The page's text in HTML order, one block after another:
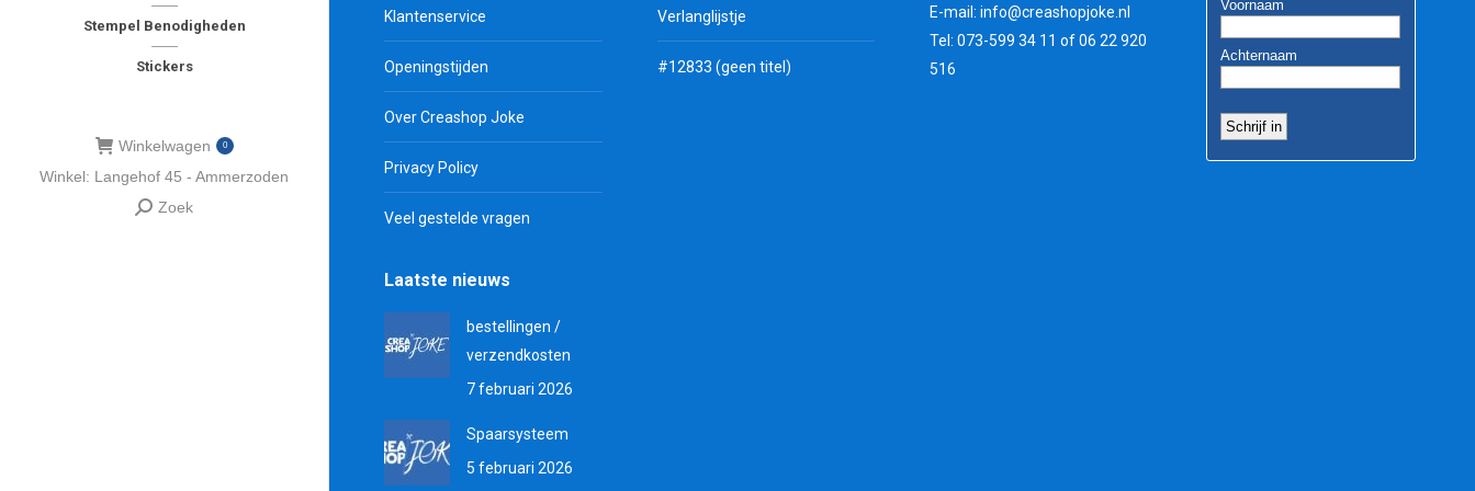
Stempel Benodigheden
Stickers
Winkelwagen 0
Winkel: Langehof 45 - Ammerzoden
Zoeken:
Zoek
Klantenservice
Openingstijden
Over Creashop Joke
Privacy Policy
Veel gestelde vragen
Verlanglijstje
#12833 (geen titel)
E-mail: info@creashopjoke.nl
Tel: 073-599 34 11 of 06 22 920
516
Laatste nieuws
bestellingen /
verzendkosten
7 februari 2026
Spaarsysteem
5 februari 2026